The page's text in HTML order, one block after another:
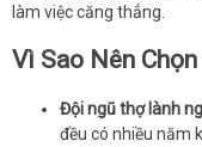
làm việc căng thẳng.
Vì Sao Nên
Đội ngũ thợ lành
đều có nhiều năm